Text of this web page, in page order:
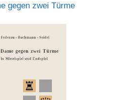
gegen zwei Türme